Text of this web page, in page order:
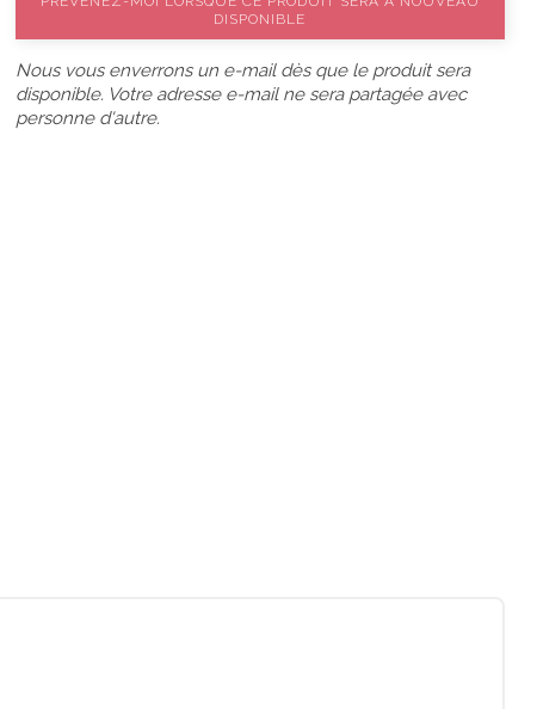
DISPONIBLE
Nous vous enverrons un e-mail dès que le produit sera
disponible. Votre adresse e-mail ne sera partagée avec
personne d'autre.